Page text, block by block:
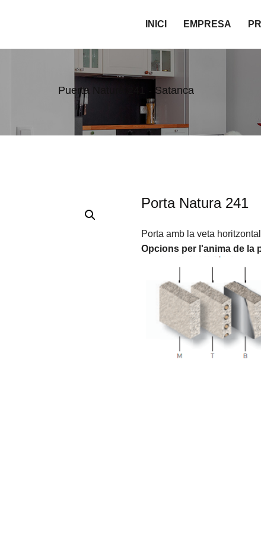
INICI EMPRESA
Puerta Natura 241 - Satanca
Porta Natura 241
Porta amb la veta
Opcions per l'anima de la